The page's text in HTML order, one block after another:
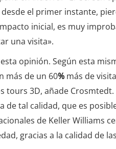
el primer instante,
inicial, es muy
una visita».
opinión. Según esta
más de un 60% más de
tours 3D, añade
de tal calidad, que es
de Keller Williams
gracias a la calidad de